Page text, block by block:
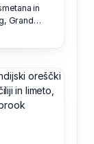
in
Grand